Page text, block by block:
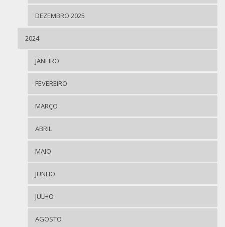
DEZEMBRO 2025
2024
JANEIRO
FEVEREIRO
MARÇO
ABRIL
MAIO
JUNHO
JULHO
AGOSTO